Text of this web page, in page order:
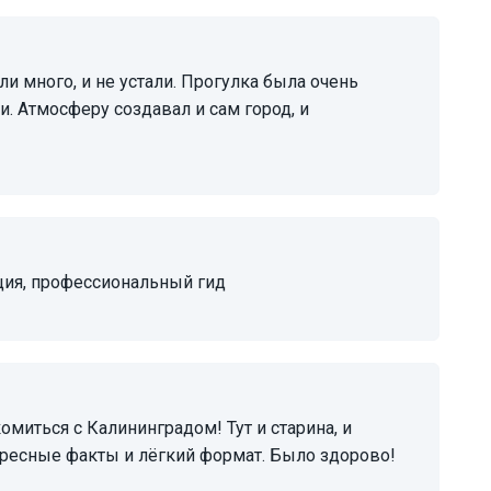
Атмосферу создавал и сам город, и
профессиональный гид
факты и лёгкий формат. Было здорово!